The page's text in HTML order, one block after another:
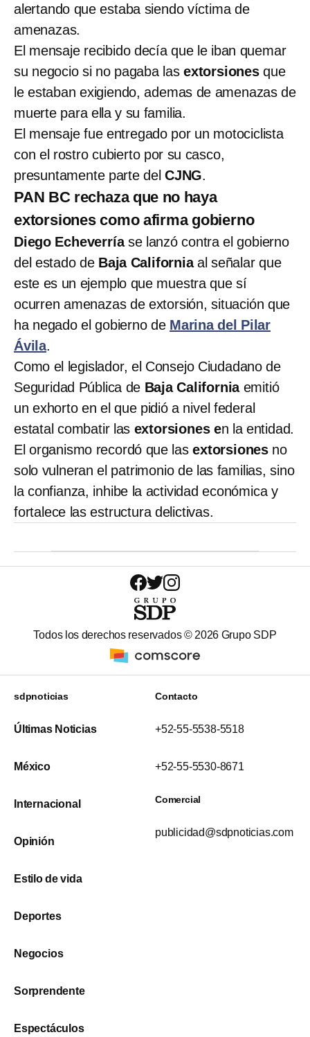
alertando que estaba siendo víctima de
amenazas.
El mensaje recibido decía que le iban quemar
su negocio si no pagaba lasextorsionesque
le estaban exigiendo, ademas de amenazas de
muerte para ella y su familia.
El mensaje fue entregado por un motociclista
con el rostro cubierto por su casco,
presuntamente parte delCJNG.
PAN BC rechaza que no haya
extorsiones como afirma gobierno
Diego Echeverríase lanzó contra el gobierno
del estado de Baja Californiaal señalar que
este es un ejemplo que muestra que sí
ocurren amenazas de extorsión, situación que
ha negado el gobierno de Marina del Pilar
Ávila.
Como el legislador, el Consejo Ciudadano de
Seguridad Pública de Baja Californiaemitió
un exhorto en el que pidió a nivel federal
estatal combatir las extorsiones en la entidad.
El organismo recordó que lasextorsiones no
solo vulneran el patrimonio de las familias, sino
la confianza, inhibe la actividad económica y
fortalece las estructura delictivas.
Todos los derechos reservados © 2026 Grupo SDP
sdpnoticias
Últimas Noticias
México
Internacional
Opinión
Estilo de vida
Deportes
Negocios
Sorprendente
Espectáculos
Contacto
+52-55-5538-5518
+52-55-5530-8671
Comercial
publicidad@sdpnoticias.com